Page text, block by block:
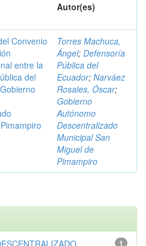
Autor(es)
Convenio
entre la
del
Torres Machuca,
Ángel; Defensoría
Pública del
Ecuador; Narváez
Rosales, Óscar;
Gobierno
Autónomo
Descentralizado
Municipal San
Miguel de
Pimampiro
1